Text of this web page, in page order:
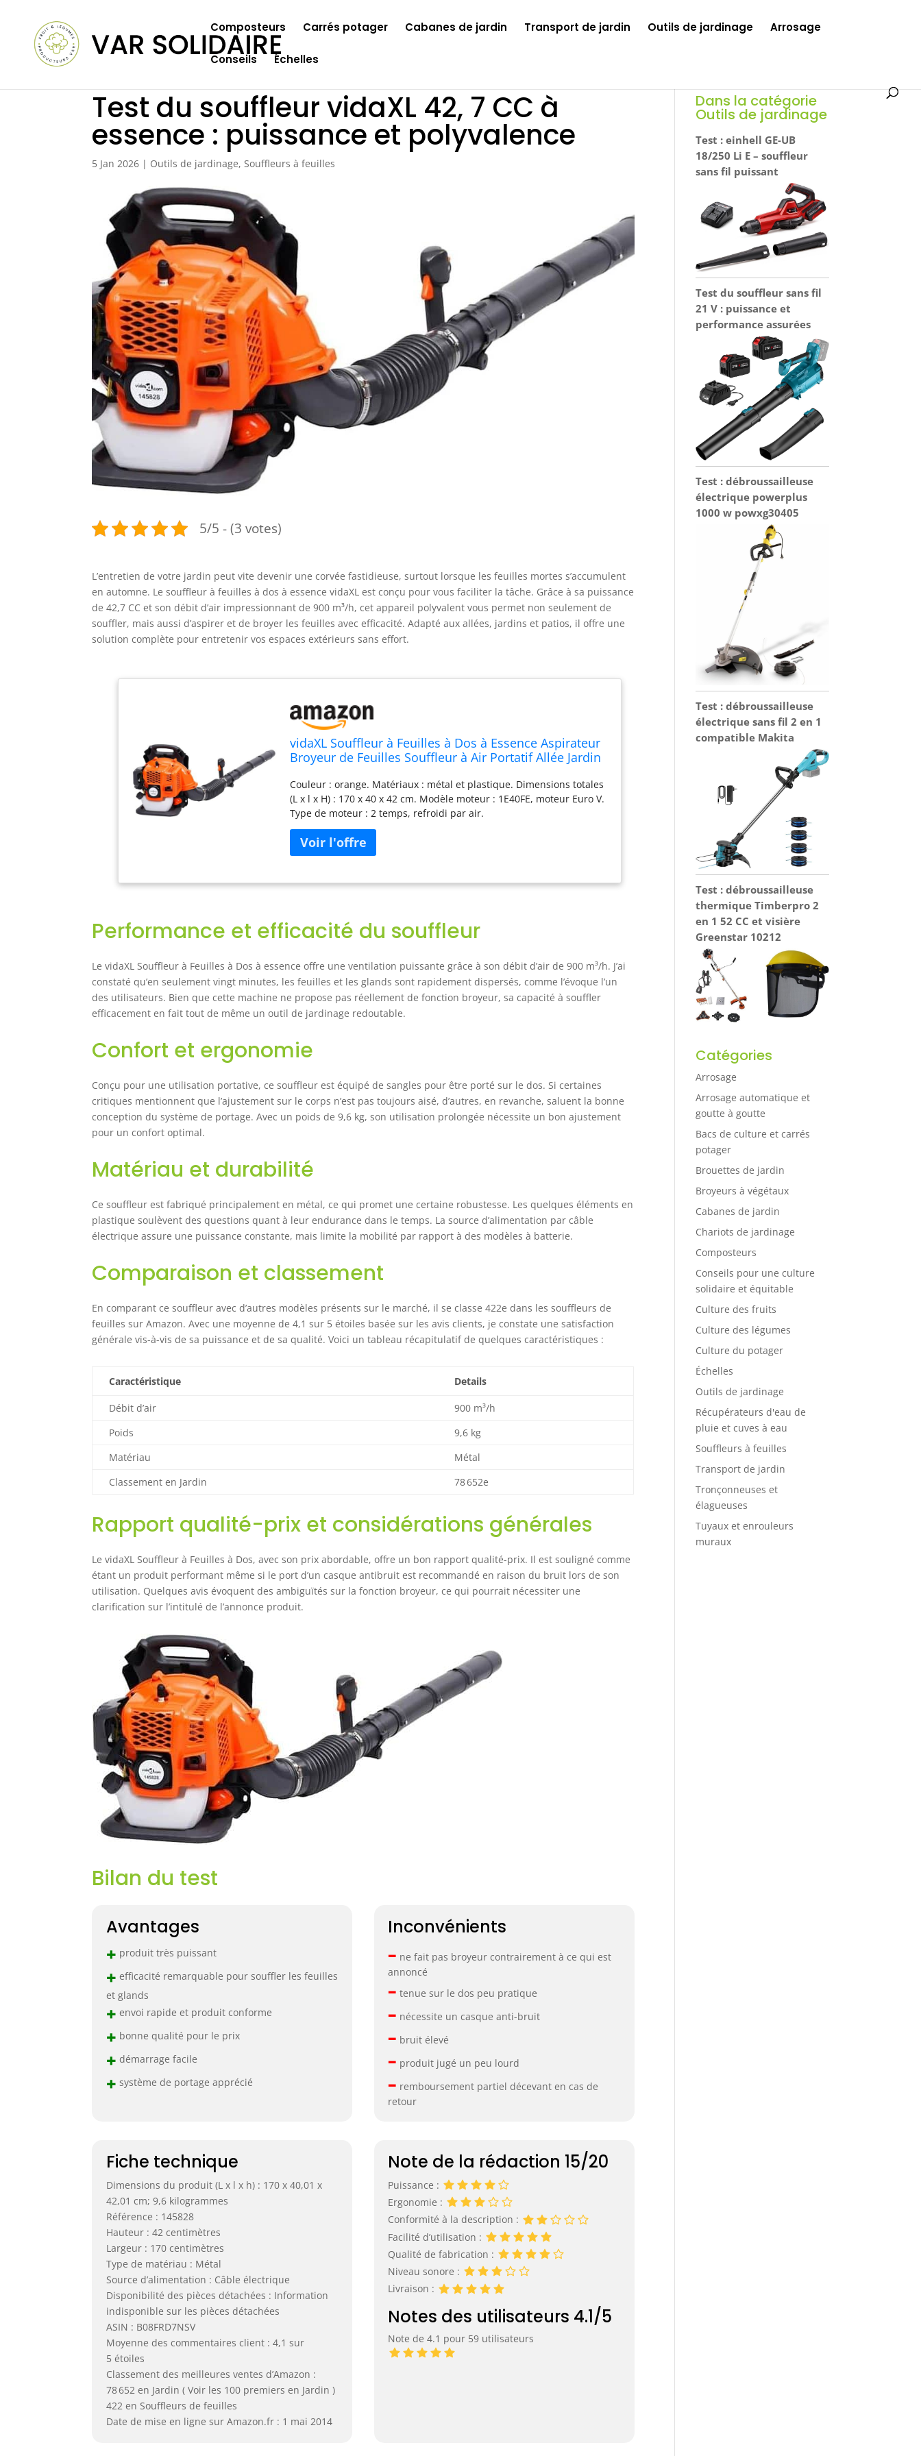
Composteurs Carrés potager Cabanes de jardin Transport de jardin Outils de jardinage Arrosage
Conseils Échelles
Test du souffleur vidaXL 42, 7 CC à
essence : puissance et polyvalence
5 Jan 2026 | Outils de jardinage,Souffleurs à feuilles
5/5 - (3 votes)
L’entretien de votre jardin peut vite devenir une corvée fastidieuse, surtout lorsque les feuilles mortes s’accumulent
en automne. Le souffleur à feuilles à dos à essence vidaXL est conçu pour vous faciliter la tâche. Grâce à sa puissance
de 42,7 CC et son débit d’air impressionnant de 900 m³/h, cet appareil polyvalent vous permet non seulement de
souffler, mais aussi d’aspirer et de broyer les feuilles avec efficacité. Adapté aux allées, jardins et patios, il offre une
solution complète pour entretenir vos espaces extérieurs sans effort.
vidaXL Souffleur à Feuilles à Dos à Essence Aspirateur
Broyeur de Feuilles Souffleur à Air Portatif Allée Jardin
Couleur : orange. Matériaux : métal et plastique. Dimensions totales
(L x l x H) : 170 x 40 x 42 cm. Modèle moteur : 1E40FE, moteur Euro V.
Type de moteur : 2 temps, refroidi par air.
Performance et efficacité du souffleur
Le vidaXL Souffleur à Feuilles à Dos à essence offre une ventilation puissante grâce à son débit d’air de 900 m³/h. J’ai
constaté qu’en seulement vingt minutes, les feuilles et les glands sont rapidement dispersés, comme l’évoque l’un
des utilisateurs. Bien que cette machine ne propose pas réellement de fonction broyeur, sa capacité à souffler
efficacement en fait tout de même un outil de jardinage redoutable.
Confort et ergonomie
Conçu pour une utilisation portative, ce souffleur est équipé de sangles pour être porté sur le dos. Si certaines
critiques mentionnent que l’ajustement sur le corps n’est pas toujours aisé, d’autres, en revanche, saluent la bonne
conception du système de portage. Avec un poids de 9,6 kg, son utilisation prolongée nécessite un bon ajustement
pour un confort optimal.
Matériau et durabilité
Ce souffleur est fabriqué principalement en métal, ce qui promet une certaine robustesse. Les quelques éléments en
plastique soulèvent des questions quant à leur endurance dans le temps. La source d’alimentation par câble
électrique assure une puissance constante, mais limite la mobilité par rapport à des modèles à batterie.
Comparaison et classement
En comparant ce souffleur avec d’autres modèles présents sur le marché, il se classe 422e dans les souffleurs de
feuilles sur Amazon. Avec une moyenne de 4,1 sur 5 étoiles basée sur les avis clients, je constate une satisfaction
générale vis-à-vis de sa puissance et de sa qualité. Voici un tableau récapitulatif de quelques caractéristiques :
Caractéristique Details
Débit d’air
900 m³/h
Poids
9,6 kg
Matériau
Métal
Classement en Jardin
78 652e
Rapport qualité-prix et considérations générales
Le vidaXL Souffleur à Feuilles à Dos, avec son prix abordable, offre un bon rapport qualité-prix. Il est souligné comme
étant un produit performant même si le port d’un casque antibruit est recommandé en raison du bruit lors de son
utilisation. Quelques avis évoquent des ambiguïtés sur la fonction broyeur, ce qui pourrait nécessiter une
clarification sur l’intitulé de l’annonce produit.
Bilan du test
Avantages
+ produit très puissant
+ efficacité remarquable pour souffler les feuilles
et glands
+ envoi rapide et produit conforme
+ bonne qualité pour le prix
+ démarrage facile
+ système de portage apprécié
Inconvénients
– ne fait pas broyeur contrairement à ce qui est
annoncé
– tenue sur le dos peu pratique
– nécessite un casque anti-bruit
– bruit élevé
– produit jugé un peu lourd
– remboursement partiel décevant en cas de
retour
Fiche technique
Dimensions du produit (L x l x h) : 170 x 40,01 x
42,01 cm; 9,6 kilogrammes
Référence : 145828
Hauteur : 42 centimètres
Largeur : 170 centimètres
Type de matériau : Métal
Source d’alimentation : Câble électrique
Disponibilité des pièces détachées : Information
indisponible sur les pièces détachées
ASIN : B08FRD7NSV
Moyenne des commentaires client : 4,1 sur
5 étoiles
Classement des meilleures ventes d’Amazon :
78 652 en Jardin ( Voir les 100 premiers en Jardin )
422 en Souffleurs de feuilles
Date de mise en ligne sur Amazon.fr : 1 mai 2014
Note de la rédaction 15/20
Puissance :
Ergonomie :
Conformité à la description :
Facilité d’utilisation :
Qualité de fabrication :
Niveau sonore :
Livraison :
Notes des utilisateurs 4.1/5
Note de 4.1 pour 59 utilisateurs
Dans la catégorie
Outils de jardinage
Test : einhell GE-UB
18/250 Li E – souffleur
sans fil puissant
Test du souffleur sans fil
21 V : puissance et
performance assurées
Test : débroussailleuse
électrique powerplus
1000 w powxg30405
Test : débroussailleuse
électrique sans fil 2 en 1
compatible Makita
Test : débroussailleuse
thermique Timberpro 2
en 1 52 CC et visière
Greenstar 10212
Catégories
Arrosage
Arrosage automatique et
goutte à goutte
Bacs de culture et carrés
potager
Brouettes de jardin
Broyeurs à végétaux
Cabanes de jardin
Chariots de jardinage
Composteurs
Conseils pour une culture
solidaire et équitable
Culture des fruits
Culture des légumes
Culture du potager
Échelles
Outils de jardinage
Récupérateurs d'eau de
pluie et cuves à eau
Souffleurs à feuilles
Transport de jardin
Tronçonneuses et
élagueuses
Tuyaux et enrouleurs
muraux